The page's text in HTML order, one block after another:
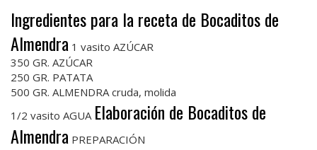
Ingredientes para la receta de Bocaditos de
Almendra 1 vasito AZÚCAR
350 GR. AZÚCAR
250 GR. PATATA
500 GR. ALMENDRA cruda, molida
1/2 vasito AGUA Elaboración de Bocaditos de
Almendra PREPARACIÓN